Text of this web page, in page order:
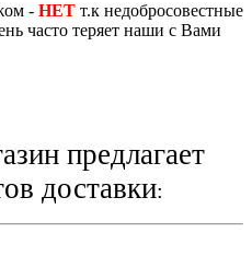
- НЕТ т.к недобросовестные
часто теряет наши с Вами
предлагает
доставки: